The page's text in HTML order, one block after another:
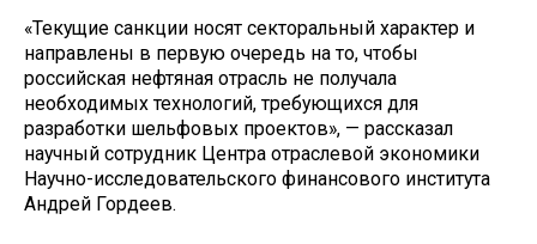
«Текущие санкции носят секторальный характер и
направлены в первую очередь на то, чтобы
российская нефтяная отрасль не получала
необходимых технологий, требующихся для
разработки шельфовых проектов», — рассказал
научный сотрудник Центра отраслевой экономики
Научно-исследовательского финансового института
Андрей Гордеев.